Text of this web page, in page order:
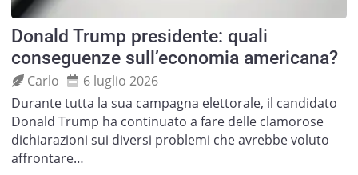
Donald Trump presidente: quali
conseguenze sull’economia americana?
Carlo
6 luglio 2026
Durante tutta la sua campagna elettorale, il candidato
Donald Trump ha continuato a fare delle clamorose
dichiarazioni sui diversi problemi che avrebbe voluto
affrontare…